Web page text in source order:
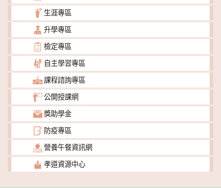
生涯專區
升學專區
檢定專區
自主學習專區
課程諮詢專區
公開授課網
獎助學金
防疫專區
營養午餐資訊網
孝道資源中心